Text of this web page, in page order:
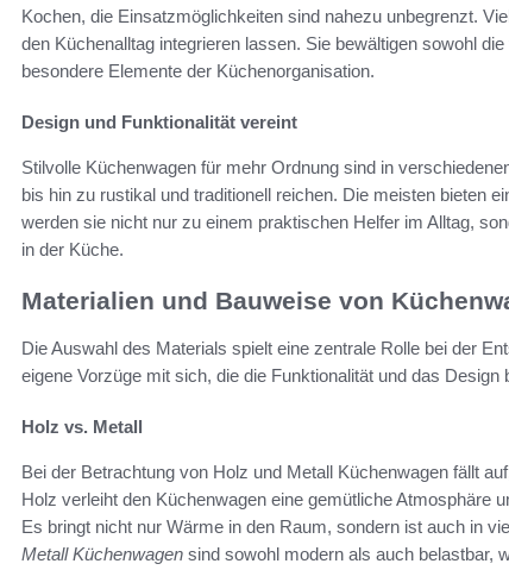
Kochen, die Einsatzmöglichkeiten sind nahezu unbegrenzt.
den Küchenalltag integrieren lassen. Sie bewältigen sowohl
besondere Elemente der Küchenorganisation.
Design und Funktionalität vereint
Stilvolle Küchenwagen für mehr Ordnung sind in
bis hin zu rustikal und traditionell reichen. Die meisten bieten
werden sie nicht nur zu einem praktischen Helfer im Alltag,
in der Küche.
Materialien und Bauweise von
Die Auswahl des Materials spielt eine zentrale Rolle bei der
eigene Vorzüge mit sich, die die Funktionalität und das Design
Holz vs. Metall
Bei der Betrachtung von Holz und Metall Küchenwagen fällt
Holz verleiht den Küchenwagen eine gemütliche Atmosphäre
Es bringt nicht nur Wärme in den Raum, sondern ist auch in
Metall Küchenwagen sind sowohl modern als auch belastbar,